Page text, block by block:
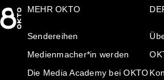
MEHR OKTO
Sendereihen
Medienmacher*in werden
Die Media Academy bei OKTO